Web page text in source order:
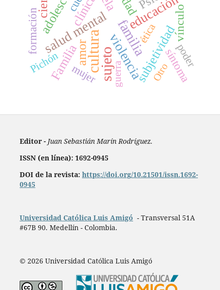
culturasujeto
familia
salud mental educación
violencia
clínica
amor subjetividad
Familia
vínculo
síntoma
formación
mujer
ética
Pichón poder
Otro
guerra
Editor - Juan Sebastián Marín Rodríguez.
ISSN (en línea): 1692-0945
DOI de la revista: https://doi.org/10.21501/issn.1692-
0945
Universidad Católica Luis Amigó - Transversal 51A
#67B 90. Medellín - Colombia.
© 2026 Universidad Católica Luis Amigó